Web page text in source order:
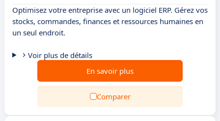
Optimisez votre entreprise avec un logiciel ERP. Gérez vos
stocks, commandes, finances et ressources humaines en
un seul endroit.
Voir plus de détails
En savoir plus
Comparer